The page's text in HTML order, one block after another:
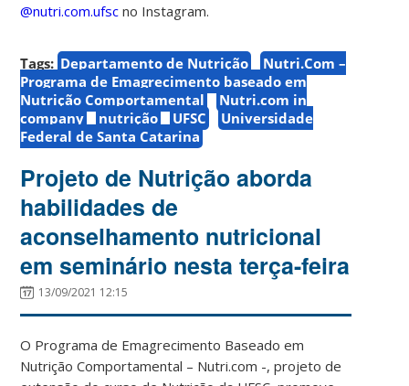
@nutri.com.ufsc no Instagram.
Tags: Departamento de Nutrição
Nutri.Com –
Programa de Emagrecimento baseado em
Nutrição Comportamental
Nutri.com in
company
nutrição UFSC
Universidade
Federal de Santa Catarina
Projeto de Nutrição aborda
habilidades de
aconselhamento nutricional
em seminário nesta terça-feira
13/09/2021 12:15
O Programa de Emagrecimento Baseado em
Nutrição Comportamental – Nutri.com -, projeto de